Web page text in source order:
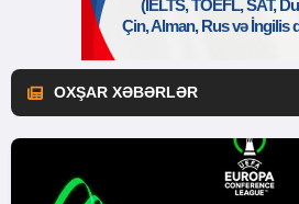
OXŞAR XƏBƏRLƏR